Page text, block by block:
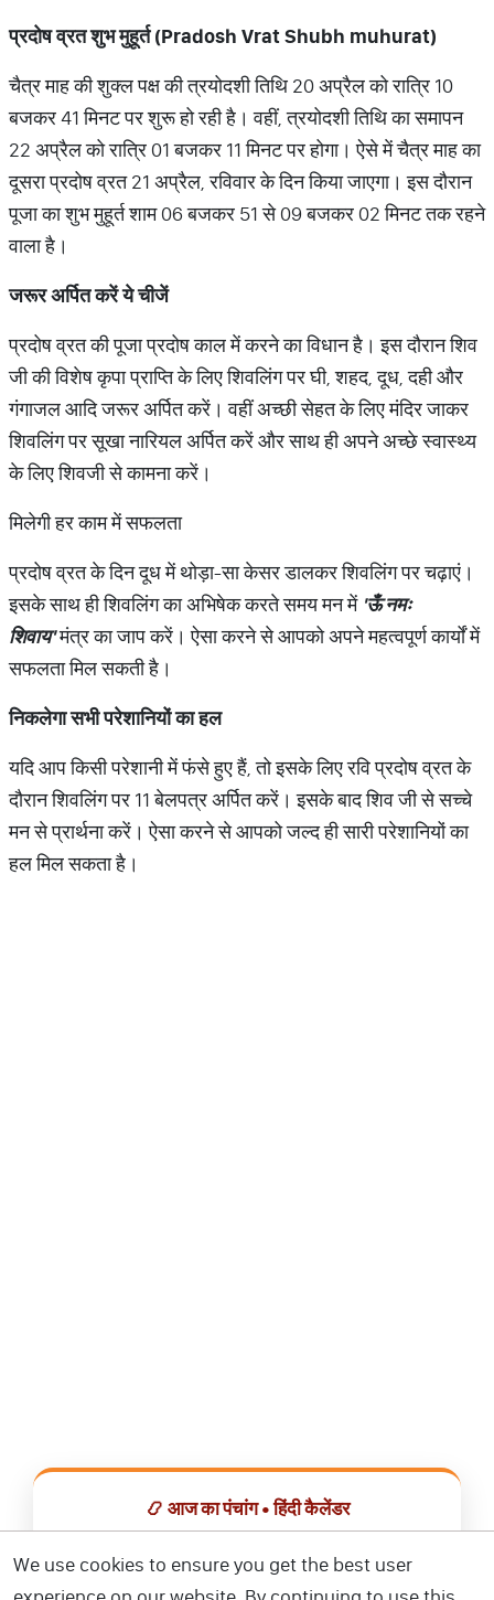
प्रदोष व्रत शुभ मुहूर्त (Pradosh Vrat Shubh muhurat)
चैत्र माह की शुक्ल पक्ष की त्रयोदशी तिथि 20 अप्रैल को रात्रि 10
बजकर 41 मिनट पर शुरू हो रही है। वहीं, त्रयोदशी तिथि का समापन
22 अप्रैल को रात्रि 01 बजकर 11 मिनट पर होगा। ऐसे में चैत्र माह का
दूसरा प्रदोष व्रत 21 अप्रैल, रविवार के दिन किया जाएगा। इस दौरान
पूजा का शुभ मुहूर्त शाम 06 बजकर 51 से 09 बजकर 02 मिनट तक रहने
वाला है।
जरूर अर्पित करें ये चीजें
प्रदोष व्रत की पूजा प्रदोष काल में करने का विधान है। इस दौरान शिव
जी की विशेष कृपा प्राप्ति के लिए शिवलिंग पर घी, शहद, दूध, दही और
गंगाजल आदि जरूर अर्पित करें। वहीं अच्छी सेहत के लिए मंदिर जाकर
शिवलिंग पर सूखा नारियल अर्पित करें और साथ ही अपने अच्छे स्वास्थ्य
के लिए शिवजी से कामना करें।
मिलेगी हर काम में सफलता
प्रदोष व्रत के दिन दूध में थोड़ा-सा केसर डालकर शिवलिंग पर चढ़ाएं।
इसके साथ ही शिवलिंग का अभिषेक करते समय मन में 'ऊँनमः
शिवाय'मंत्र का जाप करें। ऐसा करने से आपको अपने महत्वपूर्ण कार्यों में
सफलता मिल सकती है।
निकलेगा सभी परेशानियों का हल
यदि आप किसी परेशानी में फंसे हुए हैं, तो इसके लिए रवि प्रदोष व्रत के
दौरान शिवलिंग पर 11 बेलपत्र अर्पित करें। इसके बाद शिव जी से सच्चे
मन से प्रार्थना करें। ऐसा करने से आपको जल्द ही सारी परेशानियों का
हल मिल सकता है।
📿 आज का पंचांग • हिंदी कैलेंडर
We use cookies to ensure you get the best user